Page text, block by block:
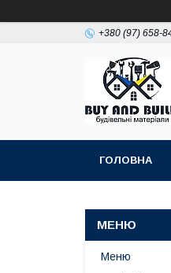
+380 (97) 658-
ГОЛОВНА
Меню